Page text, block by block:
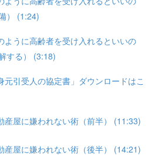
） (1:24)
うに高齢者を受け入れるといいの
する） (3:18)
引受人の協定書」ダウンロードはこ
屋に嫌われない術（前半） (11:33)
屋に嫌われない術（後半） (14:21)